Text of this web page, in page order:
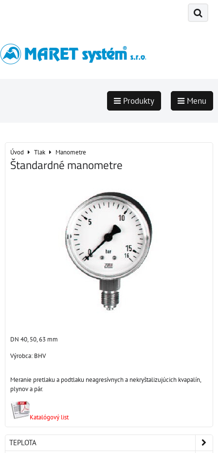
Produkty Menu
Úvod Tlak Manometre
Štandardné manometre
DN 40, 50, 63 mm
Výrobca: BHV
Meranie pretlaku a podtlaku neagresívnych a nekryštalizujúcich kvapalín,
plynov a pár.
Katalógový list
TEPLOTA